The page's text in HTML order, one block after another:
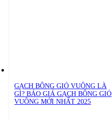
GẠCH BÔNG GIÓ VUÔNG LÀ
GÌ? BÁO GIÁ GẠCH BÔNG GIÓ
VUÔNG MỚI NHẤT 2025